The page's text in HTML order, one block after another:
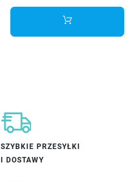
SZYBKIE PRZESYŁKI
I DOSTAWY